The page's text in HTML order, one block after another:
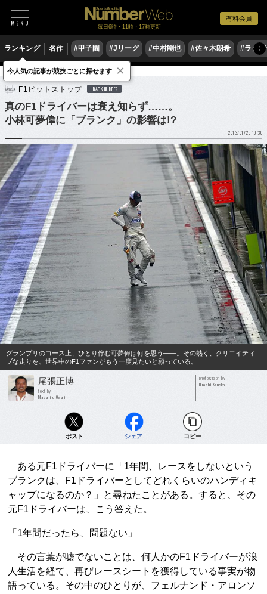
有料会員
毎日6時・11時・17時更新
ランキング 名作 #甲子園 #Jリーグ #中村剛也 #佐々木朗希 #ラグ〉
モータースポーツ F1
F1ピットストップ BACK NUMBER
真のF1ドライバーは衰え知らず……。
小林可夢偉に「ブランク」の影響は!?
2013/01/25 10:30
グランプリのコース上、ひとり佇む可夢偉は何を思う――。その熱く、クリエイティ
ブな走りを、世界中のF1ファンがもう一度見たいと願っている。
尾張正博
text by
Masahiro Owari
photograph by
Hiroshi Kaneko
ポスト シェア コピー
ある元F1ドライバーに「1年間、レースをしないという
ブランクは、F1ドライバーとしてどれくらいのハンディキ
ャップになるのか？」と尋ねたことがある。すると、その
元F1ドライバーは、こう答えた。
「1年間だったら、問題ない」
その言葉が嘘でないことは、何人かのF1ドライバーが浪
人生活を経て、再びレースシートを獲得している事実が物
語っている。その中のひとりが、フェルナンド・アロンソ
今人気の記事が競技ごとに探せます ×